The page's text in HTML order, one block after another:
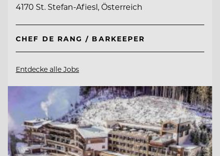
4170 St. Stefan-Afiesl, Österreich
CHEF DE RANG / BARKEEPER
Entdecke alle Jobs